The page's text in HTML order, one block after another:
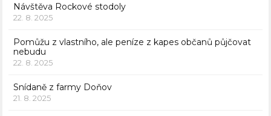
Návštěva Rockové stodoly
22. 8. 2025
Pomůžu z vlastního, ale peníze z kapes občanů půjčovat
nebudu
22. 8. 2025
Snídaně z farmy Doňov
21. 8. 2025